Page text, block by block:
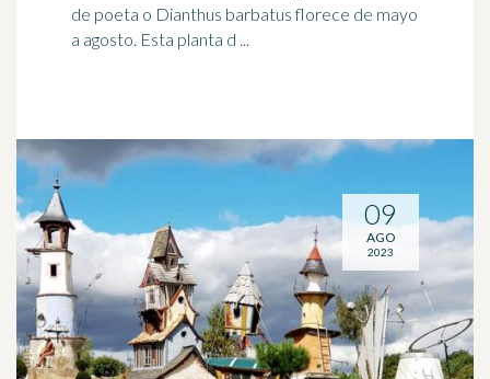
de poeta o Dianthus barbatus florece de mayo
a agosto. Esta planta d ...
09
AGO
2023